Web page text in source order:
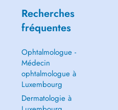
Recherches
fréquentes
Ophtalmologue -
Médecin
ophtalmologue à
Luxembourg
Dermatologie à